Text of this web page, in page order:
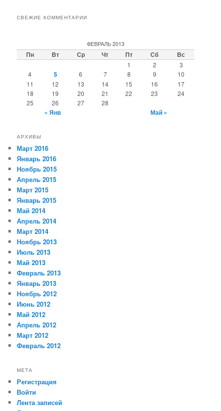
СВЕЖИЕ КОММЕНТАРИИ
ФЕВРАЛЬ 2013
Пн Вт Ср Чт Пт Сб Вс
1 2
3
4
5 6 7 8 9
10
11
12 13 14 15 16
17
18
19 20 21 22 23
24
25
26 27 28
« Янв Май »
АРХИВЫ
Март 2016
Январь 2016
Ноябрь 2015
Апрель 2015
Март 2015
Январь 2015
Май 2014
Апрель 2014
Март 2014
Ноябрь 2013
Июль 2013
Май 2013
Февраль 2013
Январь 2013
Ноябрь 2012
Июнь 2012
Май 2012
Апрель 2012
Март 2012
Февраль 2012
МЕТА
Регистрация
Войти
Лента записей